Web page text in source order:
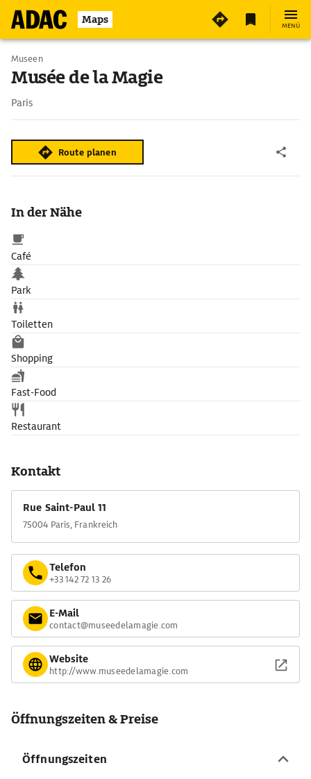
Maps MENÜ
Museen
Musée de la Magie
Paris
Route planen
In der Nähe
Café
Park
Toiletten
Shopping
Fast-Food
Restaurant
Kontakt
Rue Saint-Paul 11
75004 Paris, Frankreich
Telefon
+33 142 72 13 26
E-Mail
contact@museedelamagie.com
Website
http://www.museedelamagie.com
Öffnungszeiten & Preise
Öffnungszeiten